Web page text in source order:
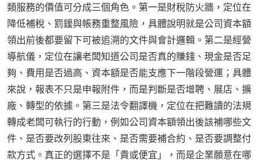
類服務的價值可分成三個角色。第一是財稅防火牆，定位在
降低補稅、罰鍰與帳務重整風險，具體說明就是公司資本額
領出前後都要留下可被追溯的文件與會計邏輯。第二是經營
導航儀，定位在讓老闆知道公司是否真的賺錢、現金是否足
夠、費用是否過高、資本額是否能支應下一階段營運；具體
來說，報表不只是申報附件，而是判斷是否增聘、展店、擴
廠、轉型的依據。第三是法令翻譯機，定位在把難讀的法規
轉成老闆可執行的行動，例如公司資本額領出後該補哪些文
件、是否要改列股東往來、是否需要補合約、是否要調整付
款方式。真正的選擇不是「貴或便宜」，而是企業願意在哪